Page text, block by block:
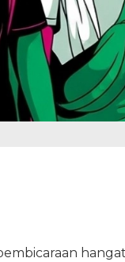
hangat